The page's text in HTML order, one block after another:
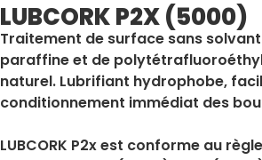
LUBCORK P2X (5000)
Traitement de surface sans solvant
paraffine et de
naturel. Lubrifiant hydrophobe,
conditionnement immédiat des
LUBCORK P2xest conforme au